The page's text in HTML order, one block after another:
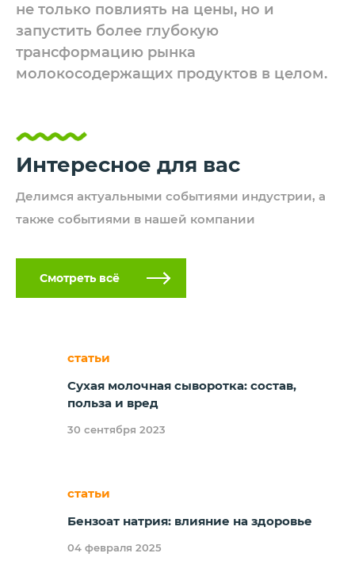
не только повлиять на цены, но и
запустить более глубокую
трансформацию рынка
молокосодержащих продуктов в целом.
Интересное для вас
Делимся актуальными событиями индустрии, а
также событиями в нашей компании
Смотреть всё
статьи
Cухая молочная сыворотка: состав,
польза и вред
30 сентября 2023
статьи
Бензоат натрия: влияние на здоровье
04 февраля 2025